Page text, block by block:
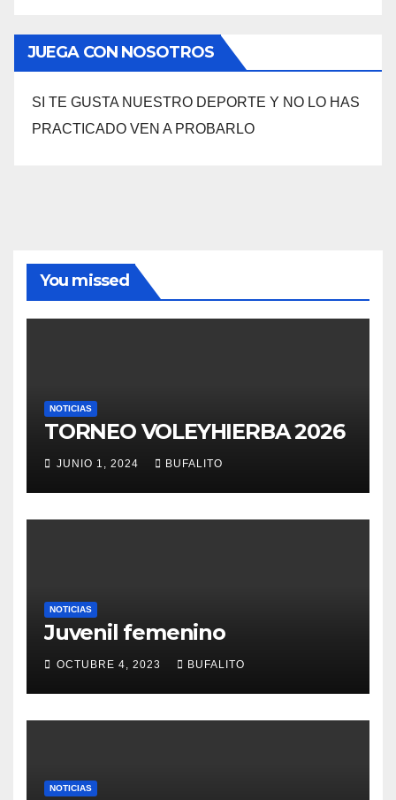
JUEGA CON NOSOTROS
SI TE GUSTA NUESTRO DEPORTE Y NO LO HAS
PRACTICADO VEN A PROBARLO
You missed
NOTICIAS
TORNEO VOLEYHIERBA 2026
JUNIO 1, 2024 BUFALITO
NOTICIAS
Juvenil femenino
OCTUBRE 4, 2023 BUFALITO
NOTICIAS